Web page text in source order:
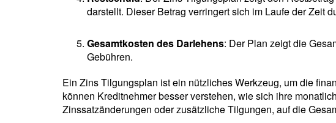
darstellt. Dieser Betrag verringert sich im Laufe der Zeit
Gesamtkosten des Darlehens: Der Plan zeigt die
Gebühren.
Ein Zins Tilgungsplan ist ein nützliches Werkzeug, um die
können Kreditnehmer besser verstehen, wie sich ihre
Zinssatzänderungen oder zusätzliche Tilgungen, auf die